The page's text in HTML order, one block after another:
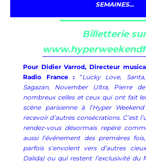
SEMAINES...
Billetteriesur
Pour Didier Varrod, Directeur
Radio France : “Lucky Love,
Sagazan, November Ultra, Pierre
nombreux celles et ceux qui ont fait
scène parisienne à l’Hyper
recevoir d’autres consécrations. C’est
rendez-vous désormais repéré
aussi l’événement des premières
parfois s’envolent vers d’autres
Dalida) ou qui restent l’exclusivité du